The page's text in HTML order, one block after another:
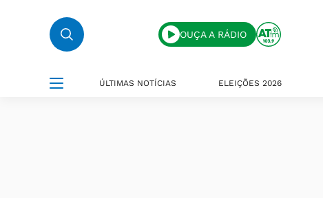
OUÇA A RÁDIO
ÚLTIMAS NOTÍCIAS ELEIÇÕES 2026